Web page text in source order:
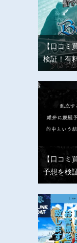
【口コミ
検証！有
【口コミ
予想を検